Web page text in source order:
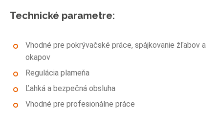
Technické parametre:
Vhodné pre pokrývačské práce, spájkovanie žľabov a
okapov
Regulácia plameňa
Ľahká a bezpečná obsluha
Vhodné pre profesionálne práce